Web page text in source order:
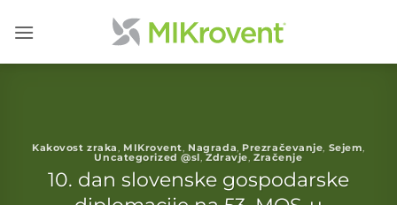
na
Kakovost zraka MIKrovent Nagrada Prezračevanje Sejem
Uncategorized @sl ,Zdravje ,Zračenje
10. dan slovenske gospodarske